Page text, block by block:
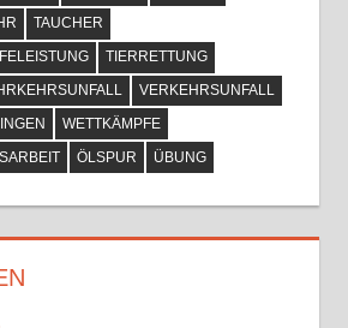
TAUCHER
TIERRETTUNG
VERKEHRSUNFALL
WETTKÄMPFE
ÖLSPUR ÜBUNG